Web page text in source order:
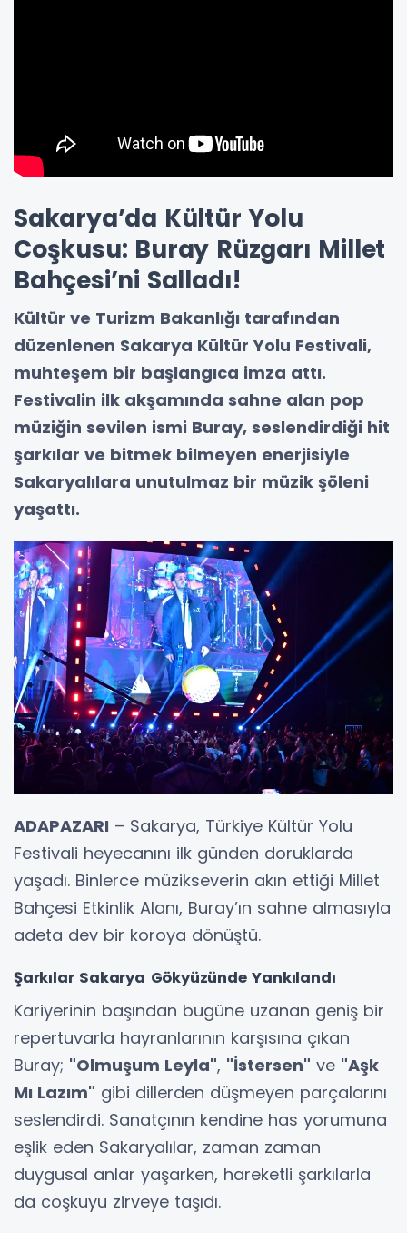
Sakarya’da Kültür Yolu
Coşkusu: Buray Rüzgarı Millet
Bahçesi’ni Salladı!
Kültür ve Turizm Bakanlığı tarafından
düzenlenen Sakarya Kültür Yolu Festivali,
muhteşem bir başlangıca imza attı.
Festivalin ilk akşamında sahne alan pop
müziğin sevilen ismi Buray, seslendirdiği hit
şarkılar ve bitmek bilmeyen enerjisiyle
Sakaryalılara unutulmaz bir müzik şöleni
yaşattı.
ADAPAZARI – Sakarya, Türkiye Kültür Yolu
Festivali heyecanını ilk günden doruklarda
yaşadı. Binlerce müzikseverin akın ettiği Millet
Bahçesi Etkinlik Alanı, Buray’ın sahne almasıyla
adeta dev bir koroya dönüştü.
Şarkılar Sakarya Gökyüzünde Yankılandı
Kariyerinin başından bugüne uzanan geniş bir
repertuvarla hayranlarının karşısına çıkan
Buray; "Olmuşum Leyla", "İstersen" ve "Aşk
Mı Lazım" gibi dillerden düşmeyen parçalarını
seslendirdi. Sanatçının kendine has yorumuna
eşlik eden Sakaryalılar, zaman zaman
duygusal anlar yaşarken, hareketli şarkılarla
da coşkuyu zirveye taşıdı.